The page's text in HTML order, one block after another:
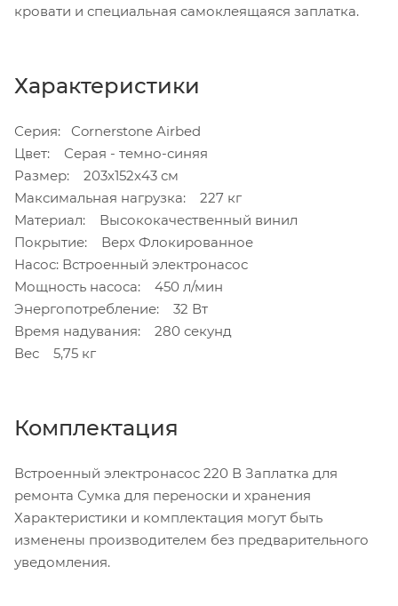
кровати и специальная самоклеящаяся заплатка.
Характеристики
Серия: Cornerstone Airbed
Цвет: Серая - темно-синяя
Размер: 203х152х43 см
Максимальная нагрузка: 227 кг
Материал: Высококачественный винил
Покрытие: Верх Флокированное
Насос: Встроенный электронасос
Мощность насоса: 450 л/мин
Энергопотребление: 32 Вт
Время надувания: 280 секунд
Вес 5,75 кг
Комплектация
Встроенный электронасос 220 В Заплатка для
ремонта Сумка для переноски и хранения
Характеристики и комплектация могут быть
изменены производителем без предварительного
уведомления.